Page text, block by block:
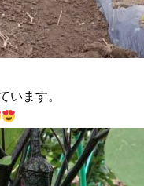
います。